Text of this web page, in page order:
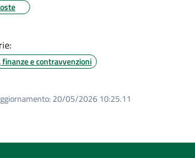
finanze e contravvenzioni
20/05/2026 10:25.11